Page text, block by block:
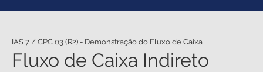
IAS 7 / CPC 03 (R2) - Demonstração do Fluxo de Caixa
Fluxo de Caixa Indireto